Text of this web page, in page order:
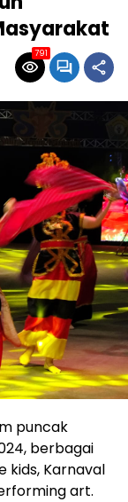
791
puncak
berbagai
kids, Karnaval
art.